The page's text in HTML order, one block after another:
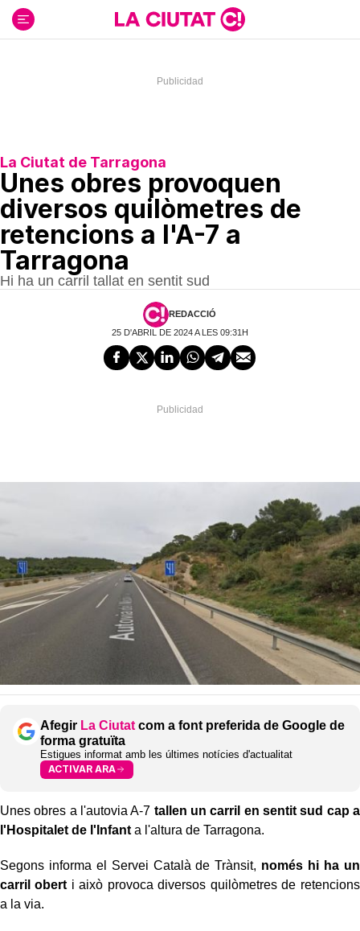
contenido
La Ciutat de Tarragona
Unes obres provoquen
diversos quilòmetres de
retencions a l'A-7 a
Tarragona
Hi ha un carril tallat en sentit sud
REDACCIÓ
25 D'ABRIL DE 2024 A LES 09:31H
Afegir La Ciutat com a font preferida de Google de
forma gratuïta
Estigues informat amb les últimes notícies d'actualitat
ACTIVAR ARA
Unes obres a l'autovia A-7 tallen un carril en sentit sud cap a
l'Hospitalet de l'Infant a l'altura de Tarragona.
Segons informa el Servei Català de Trànsit, només hi ha un
carril obert i això provoca diversos quilòmetres de retencions
a la via.